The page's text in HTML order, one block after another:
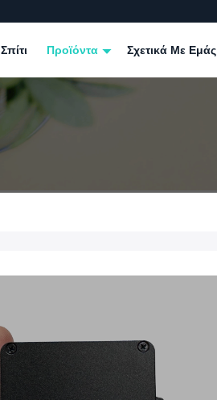
Σπίτι Προϊόντα Σχετικά Με Εμάς